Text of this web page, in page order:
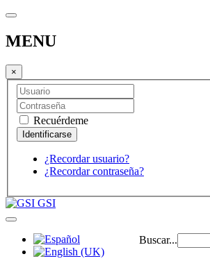
MENU
×
Recuérdeme
¿Recordar usuario?
¿Recordar contraseña?
GSI
Buscar...